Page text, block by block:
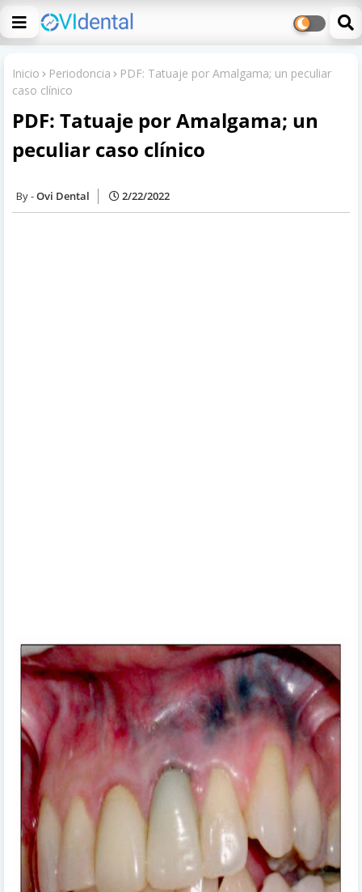
Inicio Periodoncia
PDF: Tatuaje por Amalgama; un peculiar
caso clínico
PDF: Tatuaje por Amalgama; un
peculiar caso clínico
Ovi Dental 2/22/2022